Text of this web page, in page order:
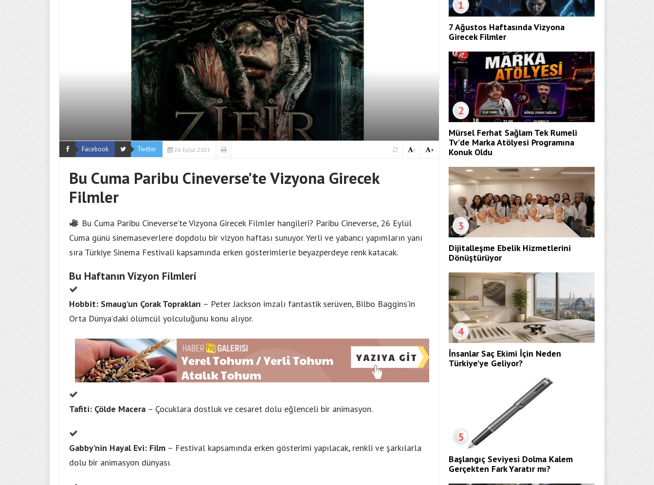
Facebook Twitter 26 Eylül 2025 +
-
Bu Cuma Paribu Cineverse’te Vizyona Girecek
Filmler
Bu Cuma Paribu Cineverse’te Vizyona Girecek Filmler hangileri? Paribu Cineverse, 26 Eylül
Cuma günü sinemaseverlere dopdolu bir vizyon haftası sunuyor. Yerli ve yabancı yapımların yanı
sıra Türkiye Sinema Festivali kapsamında erken gösterimlerle beyazperdeye renk katacak.
Bu Haftanın Vizyon Filmleri
Hobbit: Smaug’un Çorak Toprakları – Peter Jackson imzalı fantastik serüven, Bilbo Baggins’in
Orta Dünya’daki ölümcül yolculuğunu konu alıyor.
Tafiti: Çölde Macera – Çocuklara dostluk ve cesaret dolu eğlenceli bir animasyon.
Gabby’nin Hayal Evi: Film – Festival kapsamında erken gösterimi yapılacak, renkli ve şarkılarla
dolu bir animasyon dünyası.
1
7 Ağustos Haftasında Vizyona
Girecek Filmler
2
Mürsel Ferhat Sağlam Tek Rumeli
Tv’de Marka Atölyesi Programına
Konuk Oldu
3
Dijitalleşme Ebelik Hizmetlerini
Dönüştürüyor
4
İnsanlar Saç Ekimi İçin Neden
Türkiye’ye Geliyor?
5
Başlangıç Seviyesi Dolma Kalem
Gerçekten Fark Yaratır mı?